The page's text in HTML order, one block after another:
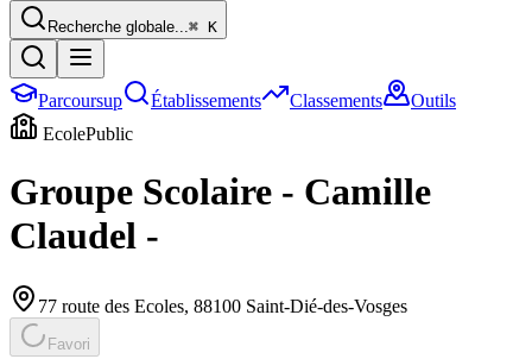
Recherche globale...⌘ K
Parcoursup Établissements Classements
Outils
EcolePublic
Groupe Scolaire - Camille
Claudel -
77 route des Ecoles, 88100 Saint-Dié-des-Vosges
Favori